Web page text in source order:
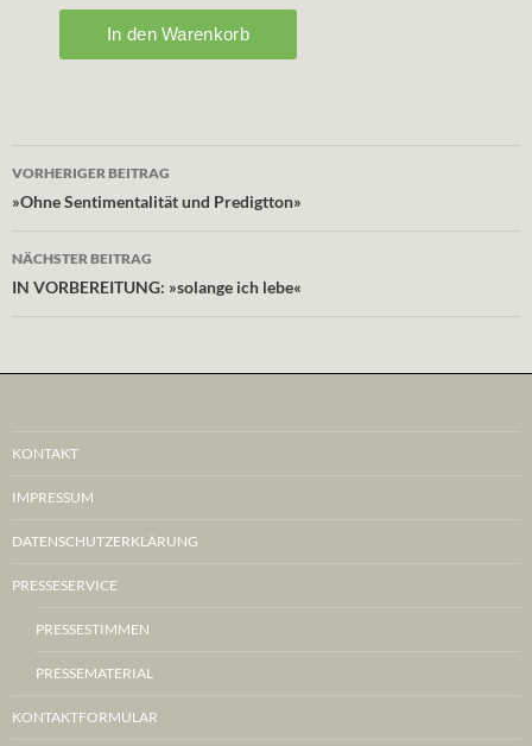
Beitragsnavigation
VORHERIGER BEITRAG
»Ohne Sentimentalität und Predigtton»
NÄCHSTER BEITRAG
IN VORBEREITUNG: »solange ich lebe«
KONTAKT
IMPRESSUM
DATENSCHUTZERKLÄRUNG
PRESSESERVICE
PRESSESTIMMEN
PRESSEMATERIAL
KONTAKTFORMULAR